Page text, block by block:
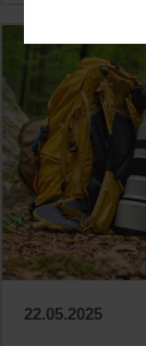
22.05.2025